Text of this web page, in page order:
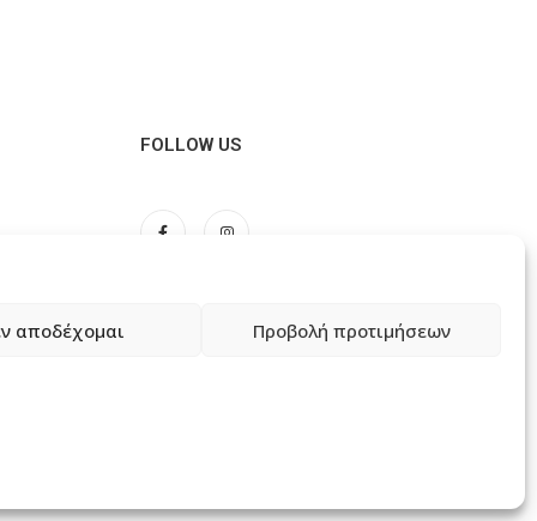
αποδέχομαι Προβολή προτιμήσεων
FOLLOW US